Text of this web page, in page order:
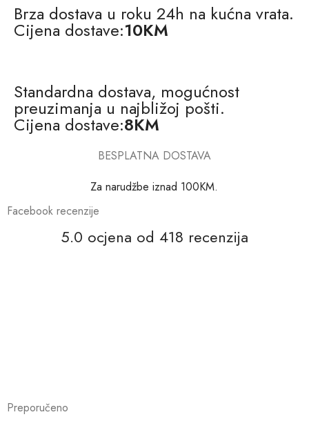
Brza dostava u roku 24h na kućna vrata.
Cijena dostave:10KM
Standardna dostava, mogućnost
preuzimanja u najbližoj pošti.
Cijena dostave:8KM
BESPLATNA DOSTAVA
Za narudžbe iznad 100KM.
Facebook recenzije
5.0 ocjena od 418 recenzija
Preporučeno